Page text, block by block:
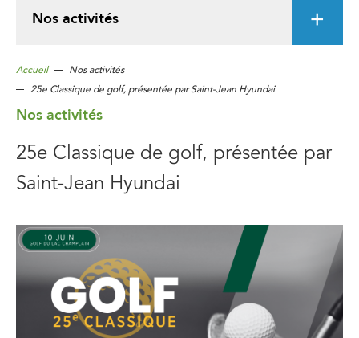
Nos activités
Accueil
Nos activités
25e Classique de golf, présentée par Saint-Jean Hyundai
Nos activités
25e Classique de golf, présentée par
Saint-Jean Hyundai